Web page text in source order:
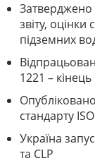
Затверджено
звіту,
підземних
1221 –
стандарту
Україна
та CLP